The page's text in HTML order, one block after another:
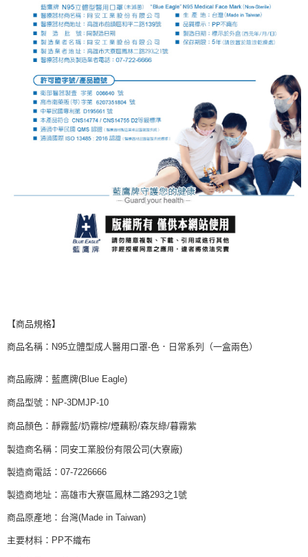
【商品規格】
商品名稱：N95立體型成人醫用口罩-色．日常系列（一盒兩色）
商品廠牌：藍鷹牌(Blue Eagle)
商品型號：NP-3DMJP-10
商品顏色：靜霧藍/奶霧棕/煙藕粉/森灰綠/暮霧紫
製造商名稱：同安工業股份有限公司(大寮廠)
製造商電話：07-7226666
製造商地址：高雄市大寮區鳳林二路293之1號
商品原產地：台灣(Made in Taiwan)
主要材料：PP不織布